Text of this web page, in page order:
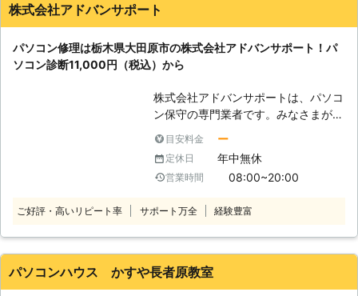
気軽にご相談下さい。 弊社運営サイ
実績があります！その中でも多くのお
客様から高い評価をいただきました。
さまのトラブルを解決いたします。受
付は24時間365日、日本全国で対応
しておりますので、お気軽にお問い合
わせください。
株式会社アドバンサポート
パソコン修理は栃木県大田原市の株式会社アドバンサポート！パ
ソコン診断11,000円（税込）から
株式会社アドバンサポートは、パソコ
ン保守の専門業者です。みなさまがパ
点検・カスタマイズなどによってサポ
ートしています。 パソコンをこれか
ら使いたい方から、現在使っているけ
パソコン修理業者をお探しならお気軽
染・ハードウェアのトラブル、部品取
付・ソフトウェアのトラブル、更新・
目安料金 ー
定休日 年中無休
営業時間 08:00~20:00
ご好評・高いリピート率 サポート万全 経験豊富
パソコンハウス かすや長者原教室